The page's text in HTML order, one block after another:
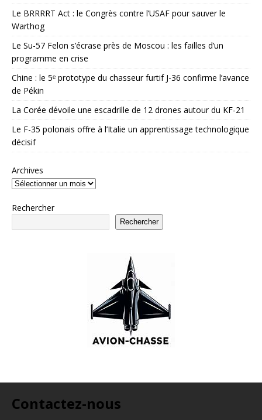
Le BRRRRT Act : le Congrès contre l’USAF pour sauver le
Warthog
Le Su-57 Felon s’écrase près de Moscou : les failles d’un
programme en crise
Chine : le 5ᵉ prototype du chasseur furtif J-36 confirme l’avance
de Pékin
La Corée dévoile une escadrille de 12 drones autour du KF-21
Le F-35 polonais offre à l’Italie un apprentissage technologique
décisif
Archives
Rechercher
Rechercher
Contactez-nous